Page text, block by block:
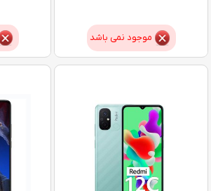
موجود نمی باشد